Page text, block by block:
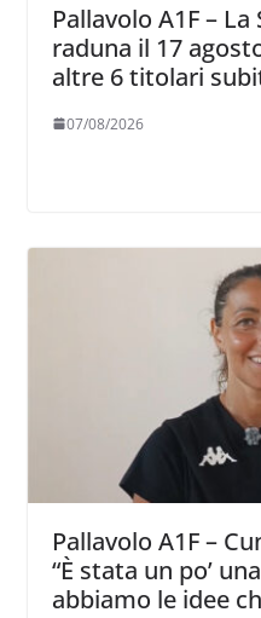
Pallavolo A1F –
raduna il 17
altre 6 titolari
07/08/2026
Pallavolo A1F –
“È stata un po’
abbiamo le idee